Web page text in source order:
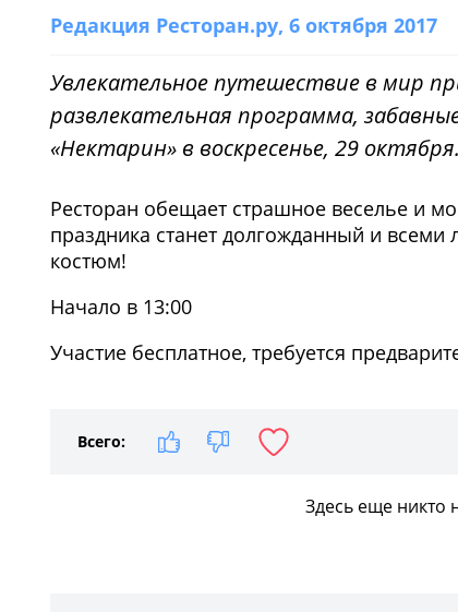
Редакция Ресторан.ру, 6 октября 2017
Увлекательное путешествие в мир
развлекательная программа,
«Нектарин» в воскресенье, 29 октября.
Ресторан обещает страшное веселье и
праздника станет долгожданный и
костюм!
Начало в 13:00
Участие бесплатное, требуется
Всего:
Здесь еще никто